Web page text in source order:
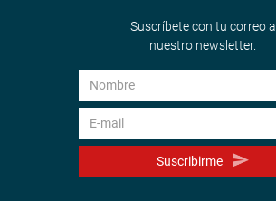
Suscríbete con tu correo a
nuestro newsletter.
Suscribirme